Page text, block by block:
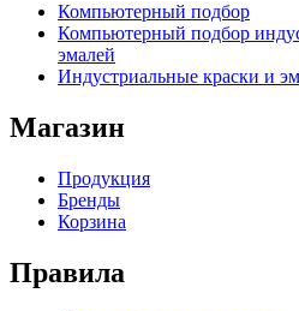
Компьютерный подбор
Компьютерный подбор
эмалей
Индустриальные краски и
Магазин
Продукция
Бренды
Корзина
Правила